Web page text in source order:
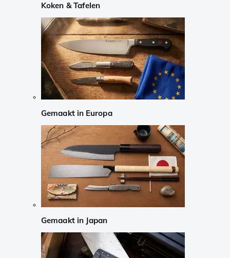
Koken & Tafelen
Gemaakt in Europa
Gemaakt in Japan